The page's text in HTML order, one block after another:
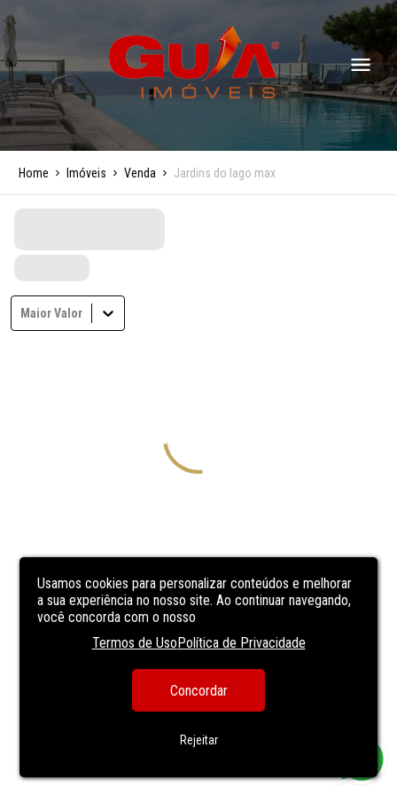
Usamos cookies para personalizar conteúdos e melhorar
a sua experiência no nosso site. Ao continuar navegando,
você concorda com o nosso
Termos de UsoPolítica de Privacidade
Concordar
Rejeitar
Home Imóveis Venda Jardins do lago max
Maior Valor